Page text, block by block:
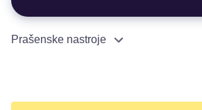
Prašenske nastroje